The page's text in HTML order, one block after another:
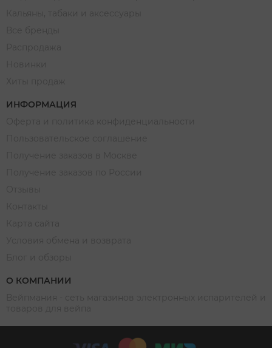
ИНФОРМАЦИЯ
О КОМПАНИИ